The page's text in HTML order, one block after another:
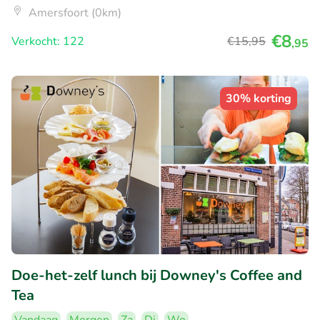
Amersfoort (0km)
Verkocht: 122
€15,95 €8,95
30% korting
Doe-het-zelf lunch bij Downey's Coffee and
Tea